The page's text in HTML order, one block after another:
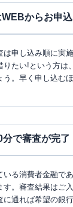
WEBからお申込
は申し込み順に実
りたい!という方は
う。早く申し込む
分で審査が完了
いる消費者金融で
す。審査結果はご
に通れば希望の銀